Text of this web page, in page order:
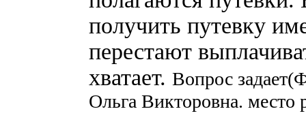
получить путевку
перестают
хватает. Вопрос
Ольга Викторовна. место